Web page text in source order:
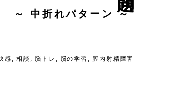
～ 中折れパターン ～
感 ,相談 , 脳トレ , 脳の学習 , 膣内射精障害